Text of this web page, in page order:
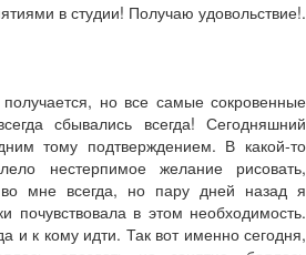
в студии! Получаю удовольствие!.
но все самые сокровенные
сбывались всегда! Сегодняшний
тому подтверждением. В какой-то
нестерпимое желание рисовать,
мне всегда, но пару дней назад я
почувствовала в этом необходимость.
и к кому идти. Так вот именно сегодня,